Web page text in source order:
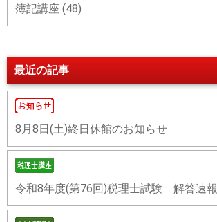
簿記講座 (48)
最近の記事
8月8日(土)終日休館のお知らせ
令和8年度(第76回)税理士試験 解答速報